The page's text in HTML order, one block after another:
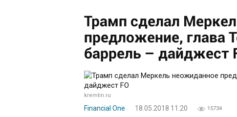
Трамп сделал
предложение, глава
баррель – дайджест
kremlin.ru
Financial One 18.05.2018 11:20 15734